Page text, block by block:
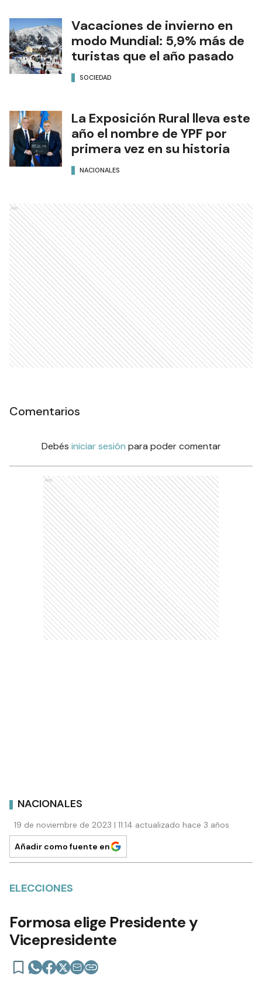
Vacaciones de invierno en
modo Mundial: 5,9% más de
turistas que el año pasado
SOCIEDAD
La Exposición Rural lleva este
año el nombre de YPF por
primera vez en su historia
NACIONALES
Ads
Comentarios
Debés iniciar sesión para poder comentar
Ads
NACIONALES
19 de noviembre de 2023 | 11:14 actualizado hace 3 años
Añadir como fuente en
ELECCIONES
Formosa elige Presidente y
Vicepresidente